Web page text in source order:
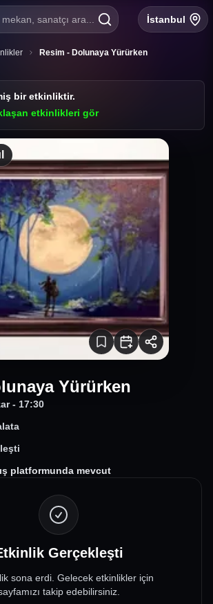
sanatçı ara... İstanbul
Resim - Dolunaya Yürürken
bir etkinliktir.
etkinlikleri gör
Yürürken
- 17:30
platformunda mevcut
Gerçekleşti
sona erdi. Gelecek etkinlikler için
takip edebilirsiniz.